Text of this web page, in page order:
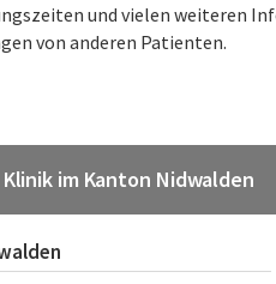
und vielen weiteren
von anderen Patienten.
im Kanton Nidwalden